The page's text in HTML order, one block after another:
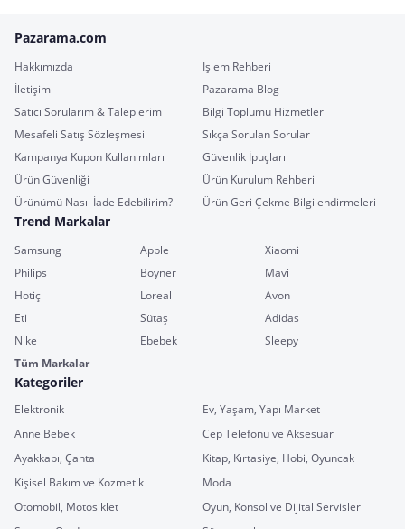
Pazarama.com
Hakkımızda
İşlem Rehberi
İletişim
Pazarama Blog
Satıcı Sorularım & Taleplerim
Bilgi Toplumu Hizmetleri
Mesafeli Satış Sözleşmesi
Sıkça Sorulan Sorular
Kampanya Kupon Kullanımları
Güvenlik İpuçları
Ürün Güvenliği
Ürün Kurulum Rehberi
Ürünümü Nasıl İade Edebilirim?
Ürün Geri Çekme Bilgilendirmeleri
Trend Markalar
Samsung Apple
Xiaomi
Philips
Boyner
Mavi
Hotiç
Loreal
Avon
Eti
Sütaş
Adidas
Nike
Ebebek
Sleepy
Tüm Markalar
Kategoriler
Elektronik
Ev, Yaşam, Yapı Market
Anne Bebek
Cep Telefonu ve Aksesuar
Ayakkabı, Çanta
Kitap, Kırtasiye, Hobi, Oyuncak
Kişisel Bakım ve Kozmetik
Moda
Otomobil, Motosiklet
Oyun, Konsol ve Dijital Servisler